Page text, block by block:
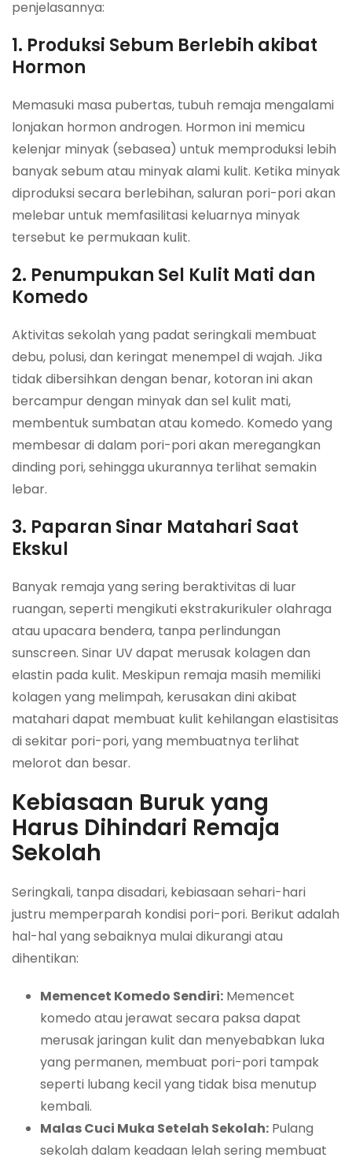
penjelasannya:
1. Produksi Sebum Berlebih akibat
Hormon
Memasuki masa pubertas, tubuh remaja mengalami
lonjakan hormon androgen. Hormon ini memicu
kelenjar minyak (sebasea) untuk memproduksi lebih
banyak sebum atau minyak alami kulit. Ketika minyak
diproduksi secara berlebihan, saluran pori-pori akan
melebar untuk memfasilitasi keluarnya minyak
tersebut ke permukaan kulit.
2. Penumpukan Sel Kulit Mati dan
Komedo
Aktivitas sekolah yang padat seringkali membuat
debu, polusi, dan keringat menempel di wajah. Jika
tidak dibersihkan dengan benar, kotoran ini akan
bercampur dengan minyak dan sel kulit mati,
membentuk sumbatan atau komedo. Komedo yang
membesar di dalam pori-pori akan meregangkan
dinding pori, sehingga ukurannya terlihat semakin
lebar.
3. Paparan Sinar Matahari Saat
Ekskul
Banyak remaja yang sering beraktivitas di luar
ruangan, seperti mengikuti ekstrakurikuler olahraga
atau upacara bendera, tanpa perlindungan
sunscreen. Sinar UV dapat merusak kolagen dan
elastin pada kulit. Meskipun remaja masih memiliki
kolagen yang melimpah, kerusakan dini akibat
matahari dapat membuat kulit kehilangan elastisitas
di sekitar pori-pori, yang membuatnya terlihat
melorot dan besar.
Kebiasaan Buruk yang
Harus Dihindari Remaja
Sekolah
Seringkali, tanpa disadari, kebiasaan sehari-hari
justru memperparah kondisi pori-pori. Berikut adalah
hal-hal yang sebaiknya mulai dikurangi atau
dihentikan:
Memencet Komedo Sendiri: Memencet
komedo atau jerawat secara paksa dapat
merusak jaringan kulit dan menyebabkan luka
yang permanen, membuat pori-pori tampak
seperti lubang kecil yang tidak bisa menutup
kembali.
Malas Cuci Muka Setelah Sekolah: Pulang
sekolah dalam keadaan lelah sering membuat